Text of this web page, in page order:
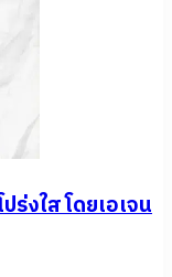
งใส โดยเอเจน